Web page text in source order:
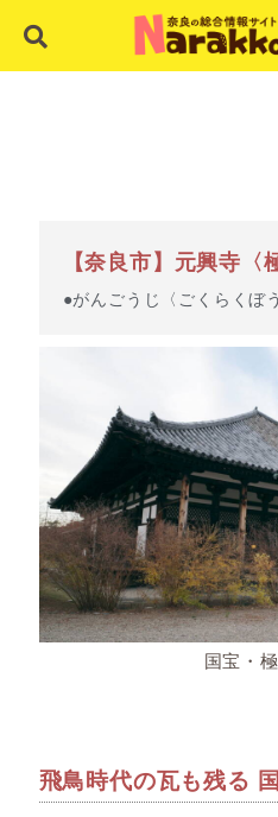
【奈良市】元興寺〈
●がんごうじ〈ごくらくぼう
国宝・
飛鳥時代の瓦も残る